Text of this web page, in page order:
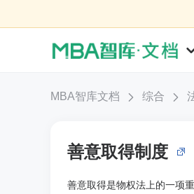
MBA智库文档 综合
善意取得制度
善意取得是物权法上的一项